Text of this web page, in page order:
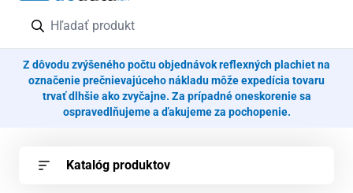
Z dôvodu zvýšeného počtu objednávok reflexných plachiet na
označenie prečnievajúceho nákladu môže expedícia tovaru
trvať dlhšie ako zvyčajne. Za prípadné oneskorenie sa
ospravedlňujeme a ďakujeme za pochopenie.
Katalóg produktov